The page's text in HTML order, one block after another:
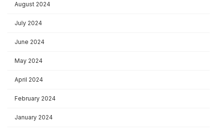
August 2024
July 2024
June 2024
May 2024
April 2024
February 2024
January 2024